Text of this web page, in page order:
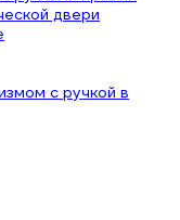
двери
с ручкой в